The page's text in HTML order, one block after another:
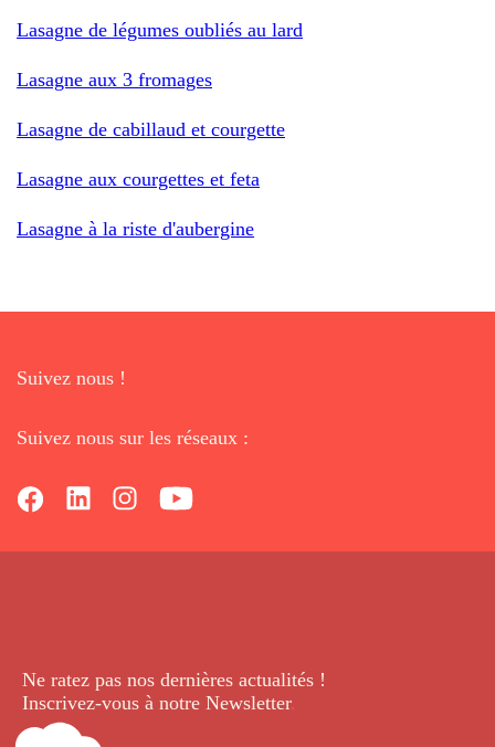
Lasagne de légumes oubliés au lard
Lasagne aux 3 fromages
Lasagne de cabillaud et courgette
Lasagne aux courgettes et feta
Lasagne à la riste d'aubergine
Suivez nous !
Suivez nous sur les réseaux :
Ne ratez pas nos dernières actualités !
Inscrivez-vous à notre Newsletter.